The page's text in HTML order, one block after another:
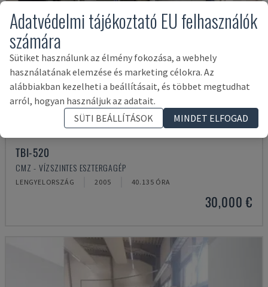
TBI-520
CMZ - VÍZSZINTES ESZTERGAGÉP
LENGYELORSZÁG 2005 40.135 ÓRA
30,000 €
Adatvédelmi tájékoztató EU felhasználók
számára
Sütiket használunk az élmény fokozása, a webhely
használatának elemzése és marketing célokra. Az
alábbiakban kezelheti a beállításait, és többet megtudhat
arról, hogyan használjuk az adatait.
SÜTI BEÁLLÍTÁSOK
MINDET ELFOGAD